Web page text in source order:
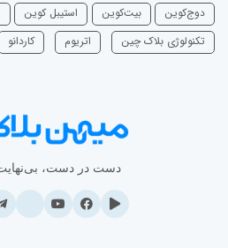
دوج‌کوین
بیت‌کوین استیبل کوین
تکنولوژی بلاک چین
اتریوم ‌کاردانو
دست در دست،